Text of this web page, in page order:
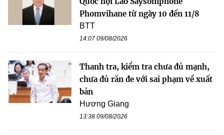
Phomvihane từ ngày 10 đến 11/8
BTT
14:07 09/08/2026
Thanh tra, kiểm tra chưa đủ mạnh,
chưa đủ răn đe với sai phạm về xuất
bản
Hương Giang
13:38 09/08/2026